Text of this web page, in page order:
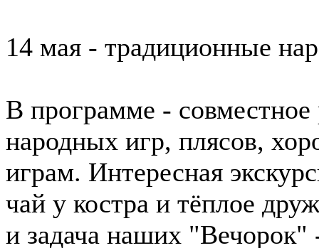
14 мая - традиционные
В программе - совместное
народных игр, плясов,
играм. Интересная
чай у костра и тёплое
и задача наших "Вечорок"